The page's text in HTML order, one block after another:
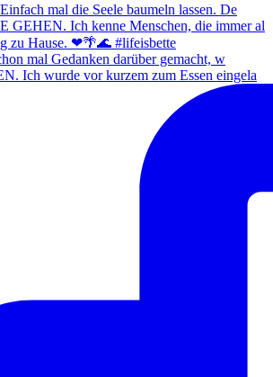
mal die Seele baumeln lassen. De
GEHEN. Ich kenne Menschen, die immer al
zu Hause. ❤🌴🌊 #lifeisbette
mal Gedanken darüber gemacht, w
Ich wurde vor kurzem zum Essen eingela